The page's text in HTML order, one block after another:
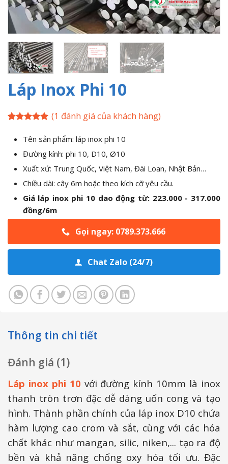
Láp Inox Phi 10
dựa trên
đánh giá
(1 đánh giá của khách hàng)
Tên sản phẩm: láp inox phi 10
Đường kính: phi 10, D10, Ø10
Xuất xứ: Trung Quốc, Việt Nam, Đài Loan, Nhật Bản…
Chiều dài: cây 6m hoặc theo kích cỡ yêu cầu.
Giá láp inox phi 10 dao động từ: 223.000 - 317.000
đồng/6m
Gọi ngay: 0789.373.666
Chat Zalo (24/7)
Thông tin chi tiết
Đánh giá (1)
Láp inox phi 10 với đường kính 10mm là inox
thanh tròn trơn đặc dễ dàng uốn cong và tạo
hình. Thành phần chính của láp inox D10 chứa
hàm lượng cao crom và sắt, cùng với các hóa
chất khác như mangan, silic, niken,... tạo ra độ
bền và khả năng chống oxy hóa tối ưu. Đặc